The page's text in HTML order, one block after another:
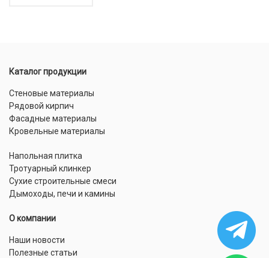
Каталог продукции
Стеновые материалы
Рядовой кирпич
Фасадные материалы
Кровельные материалы
Напольная плитка
Тротуарный клинкер
Сухие строительные смеси
Дымоходы, печи и камины
О компании
Наши новости
Полезные статьи